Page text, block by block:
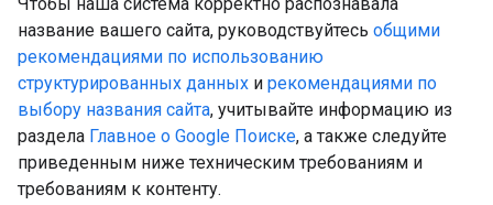
название вашего сайта, руководствуйтесь общими
рекомендациями по использованию
структурированных данных и рекомендациями по
выбору названия сайта, учитывайте информацию из
раздела Главное о Google Поиске, а также следуйте
приведенным ниже техническим требованиям и
требованиям к контенту.